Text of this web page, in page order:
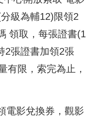
級為輔12)限領2
領取，每張證書(1
2張證書加領2張
有限，索完為止，
電影兌換券，觀影